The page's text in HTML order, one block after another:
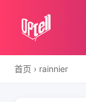
首页 › rainnier